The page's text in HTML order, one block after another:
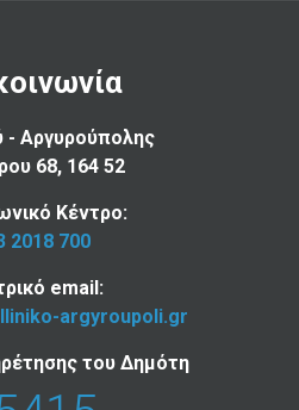
- Αργυρούπολης
68, 164 52
Κέντρο:
2018 700
email:
argyroupoli.gr
του Δημότη